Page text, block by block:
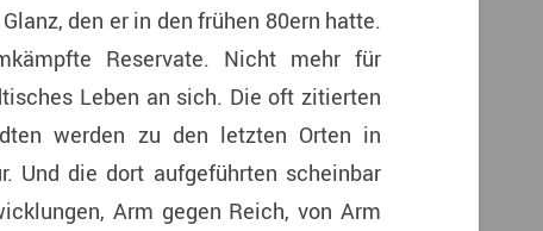
den er in den frühen 80ern hatte.
Reservate. Nicht mehr für
Leben an sich. Die oft zitierten
werden zu den letzten Orten in
Und die dort aufgeführten scheinbar
Arm gegen Reich, von Arm